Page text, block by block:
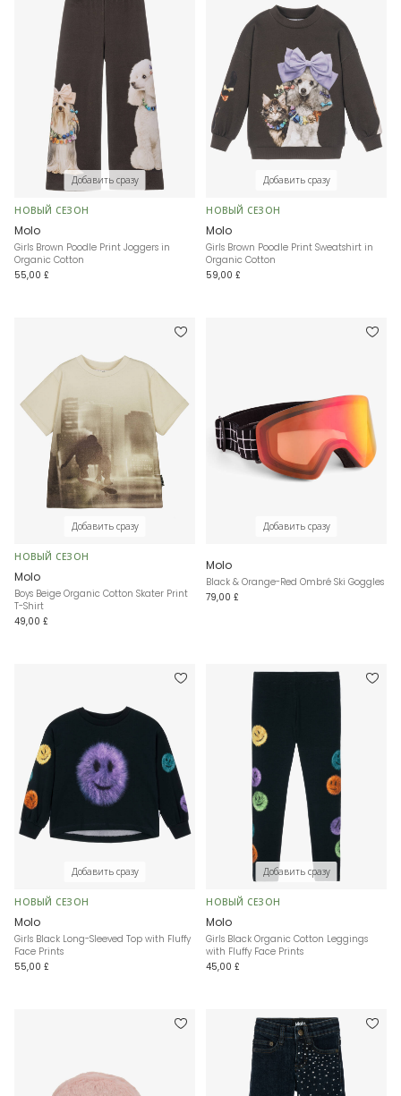
Добавить сразу
НОВЫЙ СЕЗОН
Molo
Girls Brown Poodle Print Joggers in
Organic Cotton
55,00 £
Добавить сразу
НОВЫЙ СЕЗОН
Molo
Girls Brown Poodle Print Sweatshirt in
Organic Cotton
59,00 £
Добавить сразу
НОВЫЙ СЕЗОН
Molo
Boys Beige Organic Cotton Skater Print
T-Shirt
49,00 £
Добавить сразу
Molo
Black & Orange-Red Ombré Ski Goggles
79,00 £
Добавить сразу
НОВЫЙ СЕЗОН
Molo
Girls Black Long-Sleeved Top with Fluffy
Face Prints
55,00 £
Добавить сразу
НОВЫЙ СЕЗОН
Molo
Girls Black Organic Cotton Leggings
with Fluffy Face Prints
45,00 £